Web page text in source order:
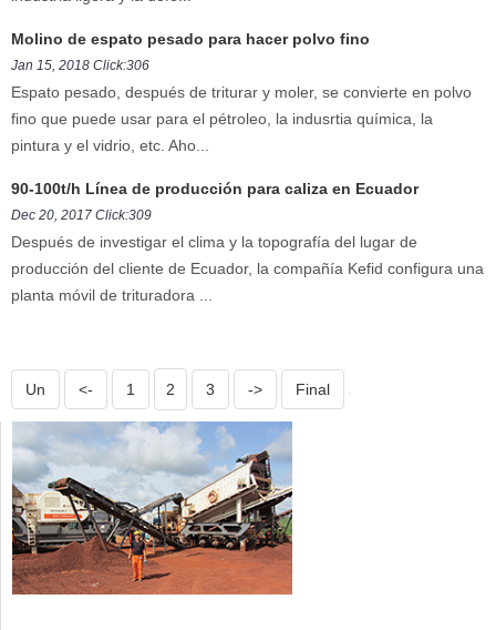
Molino de espato pesado para hacer polvo fino
Jan 15, 2018 Click:306
Espato pesado, después de triturar y moler, se convierte en polvo
fino que puede usar para el pétroleo, la indusrtia química, la
pintura y el vidrio, etc. Aho...
90-100t/h Línea de producción para caliza en Ecuador
Dec 20, 2017 Click:309
Después de investigar el clima y la topografía del lugar de
producción del cliente de Ecuador, la compañía Kefid configura una
planta móvil de trituradora ...
Un <- 1 2 3 -> Final